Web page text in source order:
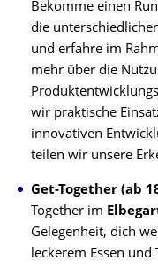
Bekomme einen
die
und erfahre im
mehr über die
wir praktische
innovativen
teilen wir unsere
Get-Together (ab
Together im
Gelegenheit, dich
leckerem Essen und